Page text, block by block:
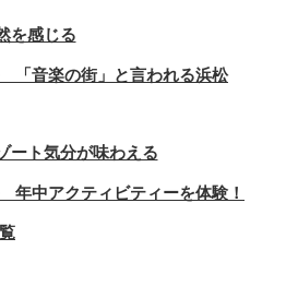
を感じる
「音楽の街」と言われる浜松
ト気分が味わえる
年中アクティビティーを体験！